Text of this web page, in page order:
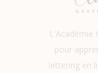
L'Académie
pour
lettering en